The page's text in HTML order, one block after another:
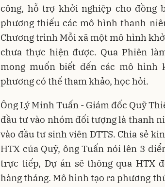
công, hỗ trợ khởi nghiệp cho đồng
phương thiếu các mô hình thanh
Chương trình Mỗi xã một mô hình
chưa thực hiện được. Qua Phiên
mong muốn biết đến các mô hình
phương có thể tham khảo, học hỏi.
Ông Lý Minh Tuấn - Giám đốc Quỹ
đầu tư vào nhóm đối tượng là thanh
vào đầu tư sinh viên DTTS. Chia sẻ
HTX của Quỹ, ông Tuấn nói lên 3
trực tiếp, Dự án sẽ thông qua HTX
hàng tháng. Mô hình tạo ra phương